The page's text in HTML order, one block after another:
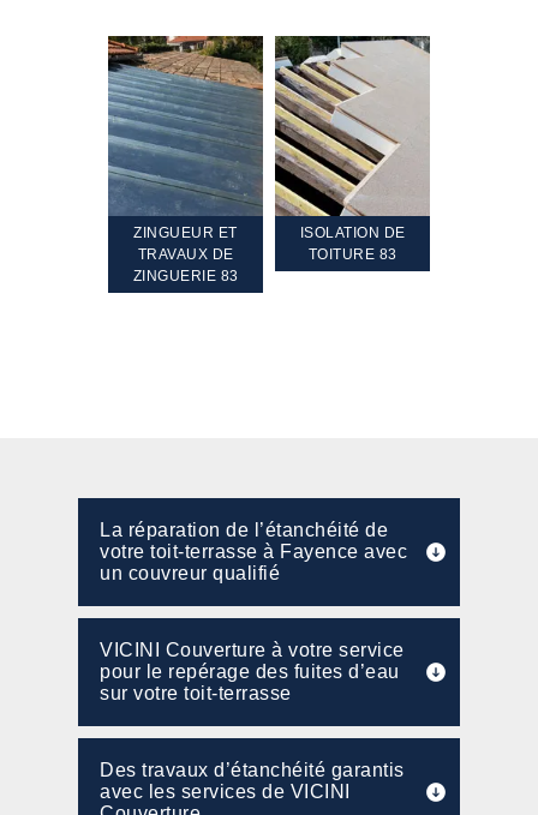
ZINGUEUR ET
TRAVAUX DE
ZINGUERIE 83
ISOLATION DE
TOITURE 83
La réparation de l’étanchéité de
votre toit-terrasse à Fayence avec
un couvreur qualifié
VICINI Couverture à votre service
pour le repérage des fuites d’eau
sur votre toit-terrasse
Des travaux d’étanchéité garantis
avec les services de VICINI